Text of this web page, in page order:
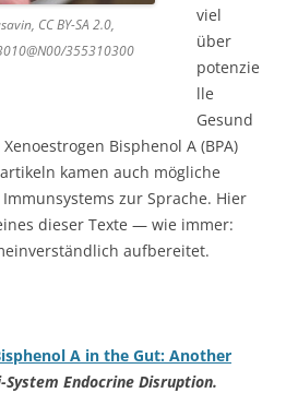
CC BY-SA 2.0,
355310300
viel
über
potenzie
lle
Gesund
Bisphenol A (BPA)
kamen auch mögliche
zur Sprache. Hier
dieser Texte — wie immer:
aufbereitet.
A in the Gut: Another
Endocrine Disruption.